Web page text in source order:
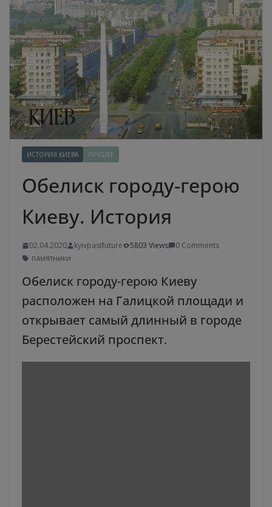
ИСТОРИЯ КИЕВА ЛУЧШЕЕ
Обелиск городу-герою
Киеву. История
02.04.2020 kyivpastfuture 5803 Views
0 Comments
памятники
Обелиск городу-герою Киеву
расположен на Галицкой площади и
открывает самый длинный в городе
Берестейский проспект.